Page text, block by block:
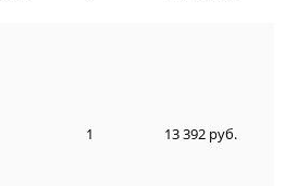
1 13 392 руб.